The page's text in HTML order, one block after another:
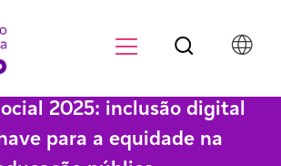
2025: inclusão digital
para a equidade na
Botão de